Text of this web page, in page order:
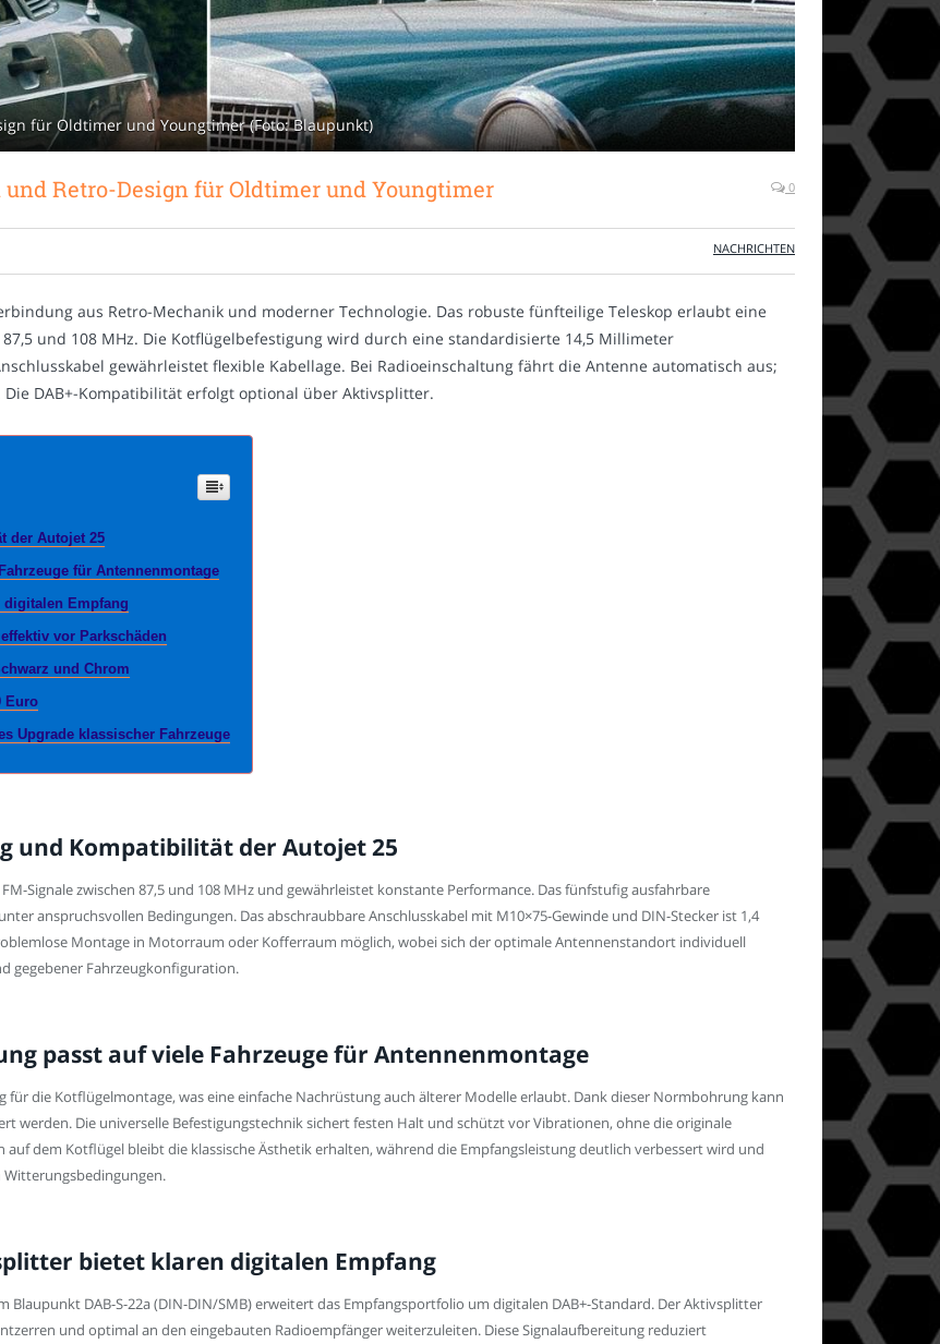
für Oldtimer und Youngtimer (Foto: Blaupunkt)
Retro-Design für Oldtimer und Youngtimer 0
NACHRICHTEN
aus Retro-Mechanik und moderner Technologie. Das robuste fünfteilige Teleskop erlaubt eine
und 108 MHz. Die Kotflügelbefestigung wird durch eine standardisierte 14,5 Millimeter
gewährleistet flexible Kabellage. Bei Radioeinschaltung fährt die Antenne automatisch aus;
DAB+-Kompatibilität erfolgt optional über Aktivsplitter.
der Autojet 25
für Antennenmontage
digitalen Empfang
vor Parkschäden
und Chrom
Euro
Upgrade klassischer Fahrzeuge
und Kompatibilität der Autojet 25
Signale zwischen 87,5 und 108 MHz und gewährleistet konstante Performance. Das fünfstufig ausfahrbare
anspruchsvollen Bedingungen. Das abschraubbare Anschlusskabel mit M10×75-Gewinde und DIN-Stecker ist 1,4
Montage in Motorraum oder Kofferraum möglich, wobei sich der optimale Antennenstandort individuell
gegebener Fahrzeugkonfiguration.
passt auf viele Fahrzeuge für Antennenmontage
die Kotflügelmontage, was eine einfache Nachrüstung auch älterer Modelle erlaubt. Dank dieser Normbohrung kann
werden. Die universelle Befestigungstechnik sichert festen Halt und schützt vor Vibrationen, ohne die originale
dem Kotflügel bleibt die klassische Ästhetik erhalten, während die Empfangsleistung deutlich verbessert wird und
bietet klaren digitalen Empfang
DAB-S-22a (DIN-DIN/SMB) erweitert das Empfangsportfolio um digitalen DAB+-Standard. Der Aktivsplitter
und optimal an den eingebauten Radioempfänger weiterzuleiten. Diese Signalaufbereitung reduziert